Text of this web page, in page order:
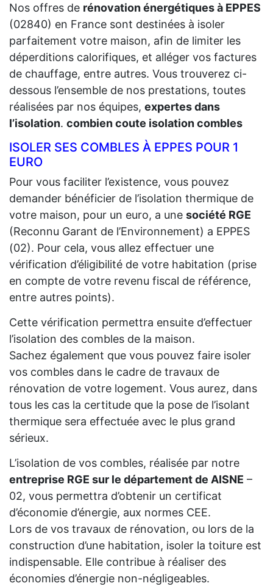
Nos offres de rénovation énergétiques à EPPES
(02840) en France sont destinées à isoler
parfaitement votre maison, afin de limiter les
déperditions calorifiques, et alléger vos factures
de chauffage, entre autres. Vous trouverez ci-
dessous l’ensemble de nos prestations, toutes
réalisées par nos équipes, expertes dans
l’isolation. combien coute isolation combles
ISOLER SES COMBLES À EPPES POUR 1
EURO
Pour vous faciliter l’existence, vous pouvez
demander bénéficier de l’isolation thermique de
votre maison, pour un euro, a une société RGE
(Reconnu Garant de l’Environnement) a EPPES
(02). Pour cela, vous allez effectuer une
vérification d’éligibilité de votre habitation (prise
en compte de votre revenu fiscal de référence,
entre autres points).
Cette vérification permettra ensuite d’effectuer
l’isolation des combles de la maison.
Sachez également que vous pouvez faire isoler
vos combles dans le cadre de travaux de
rénovation de votre logement. Vous aurez, dans
tous les cas la certitude que la pose de l’isolant
thermique sera effectuée avec le plus grand
sérieux.
L’isolation de vos combles, réalisée par notre
entreprise RGE sur le département de AISNE –
02, vous permettra d’obtenir un certificat
d’économie d’énergie, aux normes CEE.
Lors de vos travaux de rénovation, ou lors de la
construction d’une habitation, isoler la toiture est
indispensable. Elle contribue à réaliser des
économies d’énergie non-négligeables.